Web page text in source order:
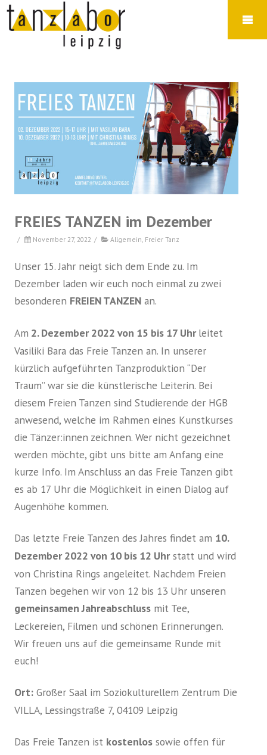
FREIES TANZEN im Dezember
/ November 27, 2022 / Allgemein, Freier Tanz
Unser 15. Jahr neigt sich dem Ende zu. Im
Dezember laden wir euch noch einmal zu zwei
besonderen FREIEN TANZEN an.
Am 2. Dezember 2022 von 15 bis 17 Uhrleitet
Vasiliki Bara das Freie Tanzen an. In unserer
kürzlich aufgeführten Tanzproduktion “Der
Traum” war sie die künstlerische Leiterin. Bei
diesem Freien Tanzen sind Studierende der HGB
anwesend, welche im Rahmen eines Kunstkurses
die Tänzer:innen zeichnen. Wer nicht gezeichnet
werden möchte, gibt uns bitte am Anfang eine
kurze Info. Im Anschluss an das Freie Tanzen gibt
es ab 17 Uhr die Möglichkeit in einen Dialog auf
Augenhöhe kommen.
Das letzte Freie Tanzen des Jahres findet am 10.
Dezember 2022 von 10 bis 12 Uhrstatt und wird
von Christina Rings angeleitet. Nachdem Freien
Tanzen begehen wir von 12 bis 13 Uhr unseren
gemeinsamen Jahreabschluss mit Tee,
Leckereien, Filmen und schönen Erinnerungen.
Wir freuen uns auf die gemeinsame Runde mit
euch!
Ort: Großer Saal im Soziokulturellem Zentrum Die
VILLA, Lessingstraße 7, 04109 Leipzig
Das Freie Tanzen ist kostenlos sowie offen für